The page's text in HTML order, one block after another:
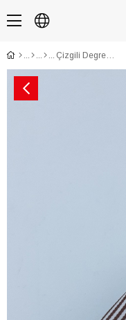
Çizgili Degrede Kurdele 1 cm 10 mt